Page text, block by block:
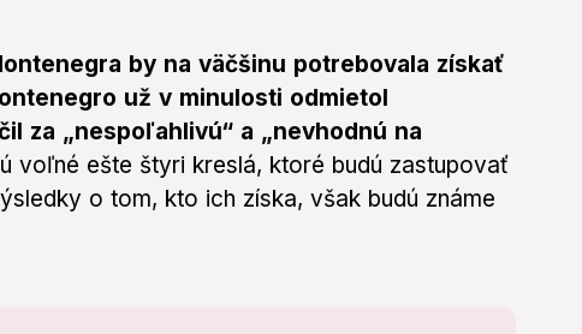
by na väčšinu potrebovala získať
už v minulosti odmietol
za „nespoľahlivú“ a „nevhodnú na
voľné ešte štyri kreslá, ktoré budú zastupovať
o tom, kto ich získa, však budú známe